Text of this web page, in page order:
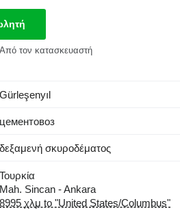
Από τον κατασκευαστή
Gürleşenyıl
цементовоз
δεξαμενή σκυροδέματος
Τουρκία
Mah. Sincan - Ankara
8995 χλμ to "United States/Columbus"